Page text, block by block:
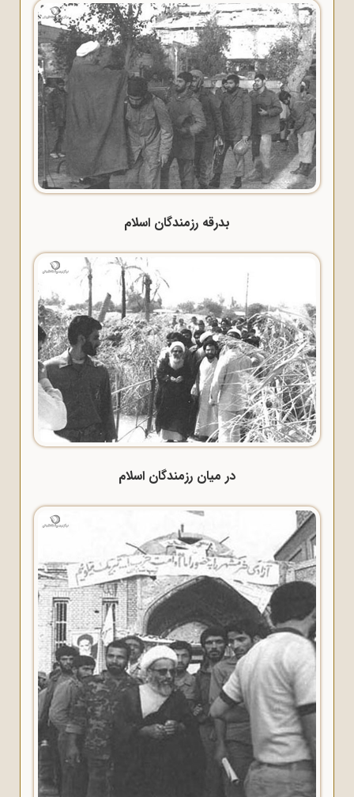
بدرقه رزمندگان اسلام
در میان رزمندگان اسلام